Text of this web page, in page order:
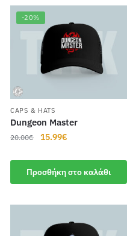
-20%
CAPS & HATS
Dungeon Master
20.00€
Original
was:
20.00€.
15.99€
τιμή
είναι:
Προσθήκη στο καλάθι